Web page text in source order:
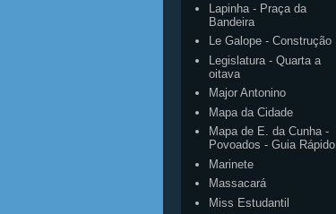
Lapinha - Praça da
Bandeira
Le Galope - Construção
Legislatura - Quarta a
oitava
Major Antonino
Mapa da Cidade
Mapa de E. da Cunha -
Povoados - Guia Rápido
Marinete
Massacará
Miss Estudantil